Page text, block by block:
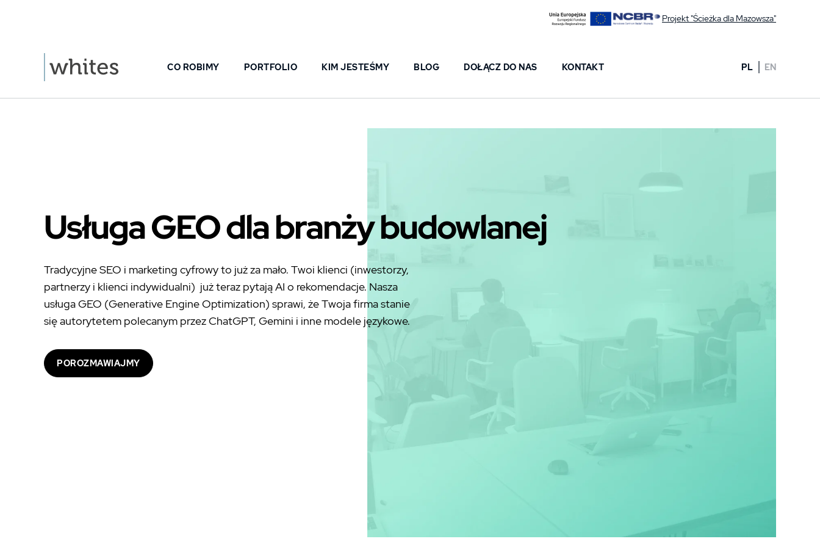
Projekt "Ścieżka dla Mazowsza"
CO ROBIMY PORTFOLIO KIM JESTEŚMY BLOG DOŁĄCZ DO NAS KONTAKT PL EN
Usługa GEO dla branży budowlanej
Tradycyjne SEO i marketing cyfrowy to już za mało. Twoi klienci (inwestorzy,
partnerzy i klienci indywidualni) już teraz pytają AI o rekomendacje. Nasza
usługa GEO (Generative Engine Optimization) sprawi, że Twoja firma stanie
się autorytetem polecanym przez ChatGPT, Gemini i inne modele językowe.
POROZMAWIAJMY